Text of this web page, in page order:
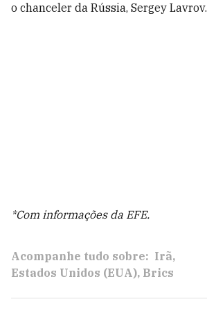
o chanceler da Rússia, Sergey Lavrov.
*Com informações da EFE.
Acompanhe tudo sobre: Irã
Estados Unidos (EUA) Brics